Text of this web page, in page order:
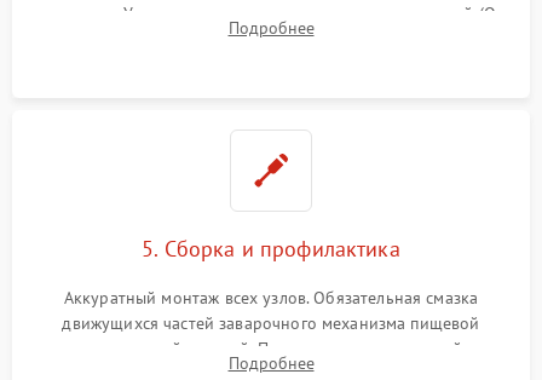
жерновов. Установка новых силиконовых уплотнителей (O-
ring) и тефлоновых трубок для надежного устранения
Подробнее
5. Сборка и профилактика
Аккуратный монтаж всех узлов. Обязательная смазка
движущихся частей заварочного механизма пищевой
силиконовой смазкой. Проведение программной
декальцинации и очистки системы от кофейных масел.
Подробнее